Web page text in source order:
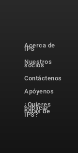
Acerca de
IPS
Nuestros
socios
Contáctenos
Apóyenos
¿Quieres
publicar
notas de
IPS?